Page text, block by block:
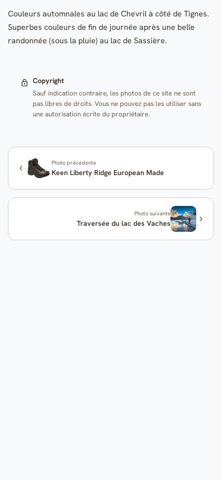
Couleurs automnales au lac de Chevril à côté de Tignes.
Superbes couleurs de fin de journée après une belle
randonnée (sous la pluie) au lac de Sassière.
Copyright
Sauf indication contraire, les photos de ce site ne sont
pas libres de droits. Vous ne pouvez pas les utiliser sans
une autorisation écrite du propriétaire.
Photo précédente
Keen Liberty Ridge European Made
Photo suivante
Traversée du lac des Vaches